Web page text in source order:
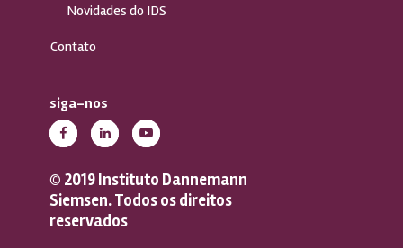
Novidades do IDS
Contato
siga-nos
© 2019 Instituto Dannemann
Siemsen. Todos os direitos
reservados